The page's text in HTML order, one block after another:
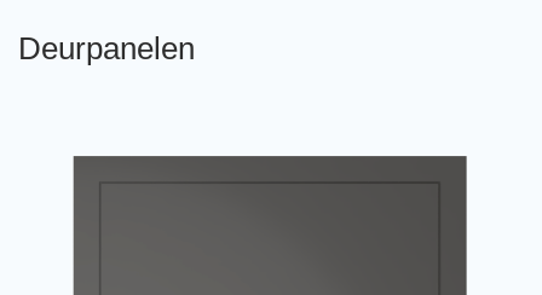
Deurpanelen